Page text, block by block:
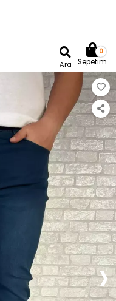
Ara
0
Sepetim